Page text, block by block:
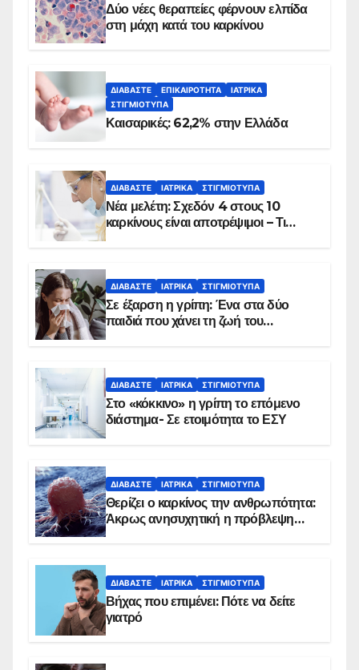
Δύο νέες θεραπείες φέρνουν ελπίδα
στη μάχη κατά του καρκίνου
ΔΙΑΒΆΣΤΕ ΕΠΙΚΑΙΡΌΤΗΤΑ
ΙΑΤΡΙΚΆ
ΣΤΙΓΜΙΌΤΥΠΑ
Καισαρικές: 62,2% στην Ελλάδα
ΔΙΑΒΆΣΤΕ ΙΑΤΡΙΚΆ ΣΤΙΓΜΙΌΤΥΠΑ
Νέα μελέτη: Σχεδόν 4 στους 10
καρκίνους είναι αποτρέψιμοι – Τι
ΔΙΑΒΆΣΤΕ ΙΑΤΡΙΚΆ ΣΤΙΓΜΙΌΤΥΠΑ
Σε έξαρση η γρίπη: Ένα στα δύο
παιδιά που χάνει τη ζωή του
ΔΙΑΒΆΣΤΕ ΙΑΤΡΙΚΆ ΣΤΙΓΜΙΌΤΥΠΑ
Στο «κόκκινο» η γρίπη το επόμενο
διάστημα- Σε ετοιμότητα το ΕΣΥ
ΔΙΑΒΆΣΤΕ ΙΑΤΡΙΚΆ ΣΤΙΓΜΙΌΤΥΠΑ
Θερίζει ο καρκίνος την ανθρωπότητα:
Άκρως ανησυχητική η πρόβλεψη…
ΔΙΑΒΆΣΤΕ ΙΑΤΡΙΚΆ ΣΤΙΓΜΙΌΤΥΠΑ
Βήχας που επιμένει: Πότε να δείτε
γιατρό